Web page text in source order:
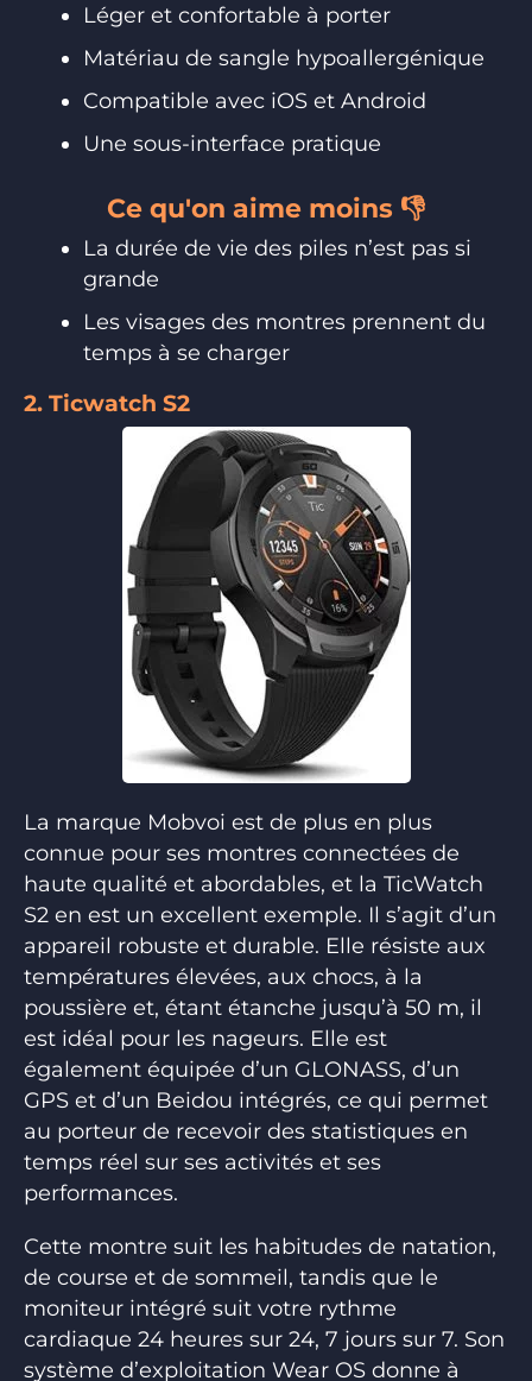
Léger et confortable à porter
Matériau de sangle hypoallergénique
Compatible avec iOS et Android
Une sous-interface pratique
Ce qu'on aime moins 👎
La durée de vie des piles n’est pas si
grande
Les visages des montres prennent du
temps à se charger
2. Ticwatch S2
La marque Mobvoi est de plus en plus
connue pour ses montres connectées de
haute qualité et abordables, et la TicWatch
S2 en est un excellent exemple. Il s’agit d’un
appareil robuste et durable. Elle résiste aux
températures élevées, aux chocs, à la
poussière et, étant étanche jusqu’à 50 m, il
est idéal pour les nageurs. Elle est
également équipée d’un GLONASS, d’un
GPS et d’un Beidou intégrés, ce qui permet
au porteur de recevoir des statistiques en
temps réel sur ses activités et ses
performances.
Cette montre suit les habitudes de natation,
de course et de sommeil, tandis que le
moniteur intégré suit votre rythme
cardiaque 24 heures sur 24, 7 jours sur 7. Son
système d’exploitation Wear OS donne à